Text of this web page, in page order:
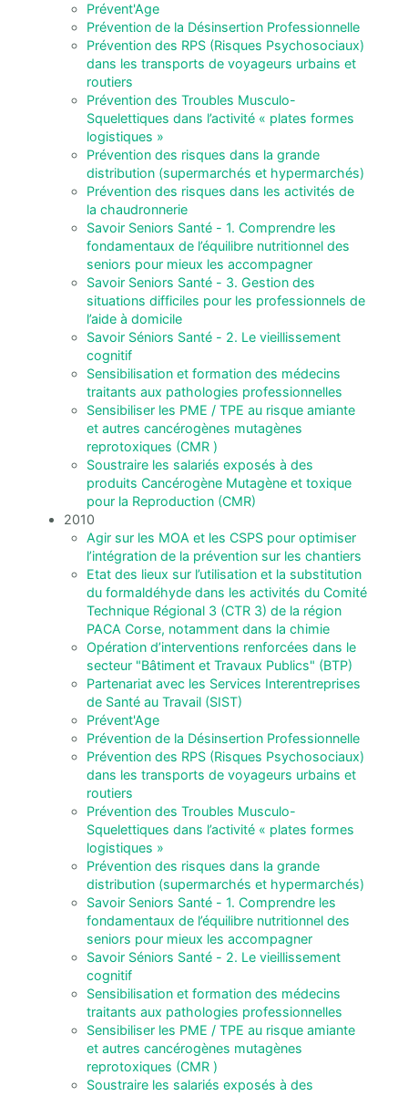
Prévent'Age
Prévention de la Désinsertion Professionnelle
Prévention des RPS (Risques Psychosociaux)
dans les transports de voyageurs urbains et
routiers
Prévention des Troubles Musculo-
Squelettiques dans l’activité « plates formes
logistiques »
Prévention des risques dans la grande
distribution (supermarchés et hypermarchés)
Prévention des risques dans les activités de
la chaudronnerie
Savoir Seniors Santé - 1. Comprendre les
fondamentaux de l’équilibre nutritionnel des
seniors pour mieux les accompagner
Savoir Seniors Santé - 3. Gestion des
situations difficiles pour les professionnels de
l’aide à domicile
Savoir Séniors Santé - 2. Le vieillissement
cognitif
Sensibilisation et formation des médecins
traitants aux pathologies professionnelles
Sensibiliser les PME / TPE au risque amiante
et autres cancérogènes mutagènes
reprotoxiques (CMR )
Soustraire les salariés exposés à des
produits Cancérogène Mutagène et toxique
pour la Reproduction (CMR)
2010
Agir sur les MOA et les CSPS pour optimiser
l’intégration de la prévention sur les chantiers
Etat des lieux sur l’utilisation et la substitution
du formaldéhyde dans les activités du Comité
Technique Régional 3 (CTR 3) de la région
PACA Corse, notamment dans la chimie
Opération d’interventions renforcées dans le
secteur "Bâtiment et Travaux Publics" (BTP)
Partenariat avec les Services Interentreprises
de Santé au Travail (SIST)
Prévent'Age
Prévention de la Désinsertion Professionnelle
Prévention des RPS (Risques Psychosociaux)
dans les transports de voyageurs urbains et
routiers
Prévention des Troubles Musculo-
Squelettiques dans l’activité « plates formes
logistiques »
Prévention des risques dans la grande
distribution (supermarchés et hypermarchés)
Savoir Seniors Santé - 1. Comprendre les
fondamentaux de l’équilibre nutritionnel des
seniors pour mieux les accompagner
Savoir Séniors Santé - 2. Le vieillissement
cognitif
Sensibilisation et formation des médecins
traitants aux pathologies professionnelles
Sensibiliser les PME / TPE au risque amiante
et autres cancérogènes mutagènes
reprotoxiques (CMR )
Soustraire les salariés exposés à des